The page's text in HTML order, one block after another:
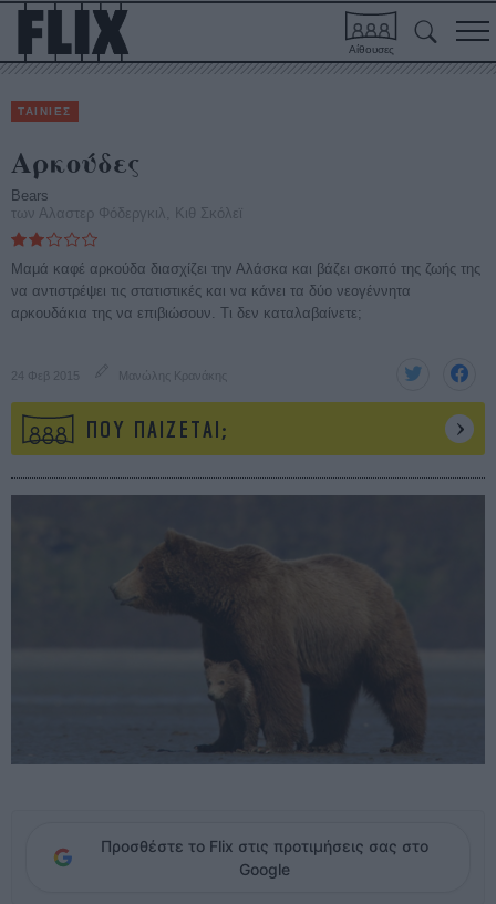
Αίθουσες
ΤΑΙΝΙΕΣ
Αρκούδες
Bears
των Αλαστερ Φόδεργκιλ, Κιθ Σκόλεϊ
Μαμά καφέ αρκούδα διασχίζει την Αλάσκα και βάζει σκοπό της ζωής της
να αντιστρέψει τις στατιστικές και να κάνει τα δύο νεογέννητα
αρκουδάκια της να επιβιώσουν. Τι δεν καταλαβαίνετε;
24 Φεβ 2015 Μανώλης Κρανάκης
ΠΟΥ ΠΑΙΖΕΤΑΙ;
Προσθέστε το Flix στις προτιμήσεις σας στο
Google